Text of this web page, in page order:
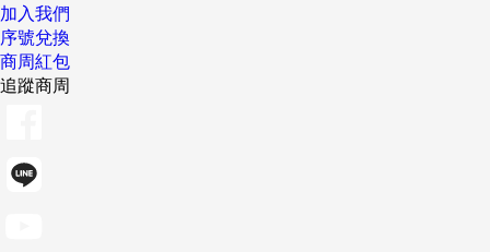
加入我們
序號兌換
商周紅包
追蹤商周